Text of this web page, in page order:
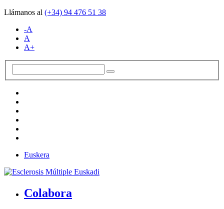
Llámanos al (+34) 94 476 51 38
-A
A
A+
Euskera
Colabora